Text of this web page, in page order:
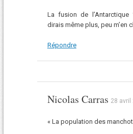
La fusion de l’Antarctique
dirais même plus, peu m’en
Répondre
Nicolas Carras 28 avril
« La population des